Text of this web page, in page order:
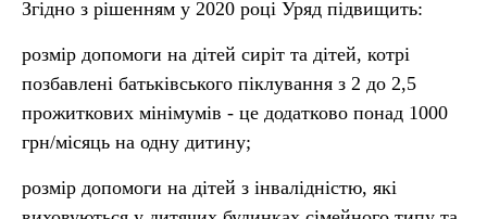
Згідно з рішенням у 2020 році Уряд підвищить:
розмір допомоги на дітей сиріт та дітей, котрі
позбавлені батьківського піклування з 2 до 2,5
прожиткових мінімумів - це додатково понад 1000
грн/місяць на одну дитину;
розмір допомоги на дітей з інвалідністю, які